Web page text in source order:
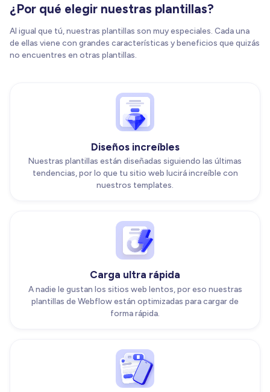
¿Por qué elegir nuestras plantillas?
Al igual que tú, nuestras plantillas son muy especiales. Cada una
de ellas viene con grandes características y beneficios que quizás
no encuentres en otras plantillas.
Diseños increíbles
Nuestras plantillas están diseñadas siguiendo las últimas
tendencias, por lo que tu sitio web lucirá increíble con
nuestros templates.
Carga ultra rápida
A nadie le gustan los sitios web lentos, por eso nuestras
plantillas de Webflow están optimizadas para cargar de
forma rápida.